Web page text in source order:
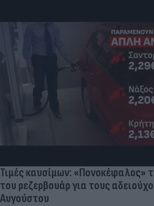
Τιμές καυσίμων: «Πονοκέφαλος»
του ρεζερβουάρ για τους
Αυγούστου